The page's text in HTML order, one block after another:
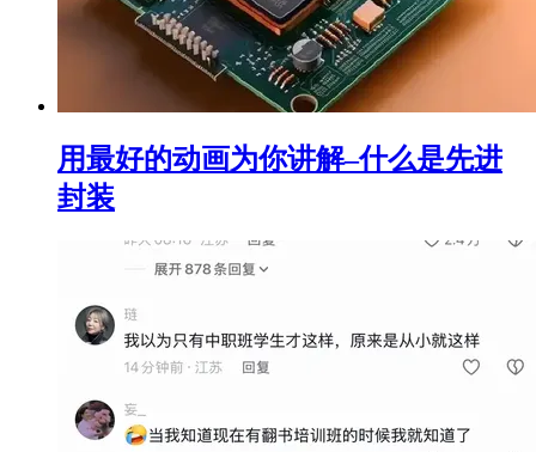
用最好的动画为你讲解–什么是先进
封装